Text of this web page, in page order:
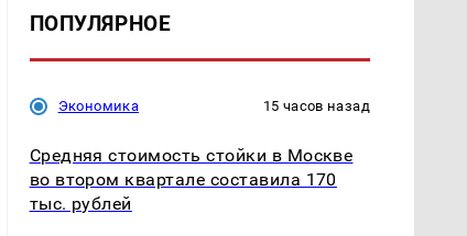
ПОПУЛЯРНОЕ
Экономика 15 часов назад
Средняя стоимость стойки в Москве
во втором квартале составила 170
тыс. рублей